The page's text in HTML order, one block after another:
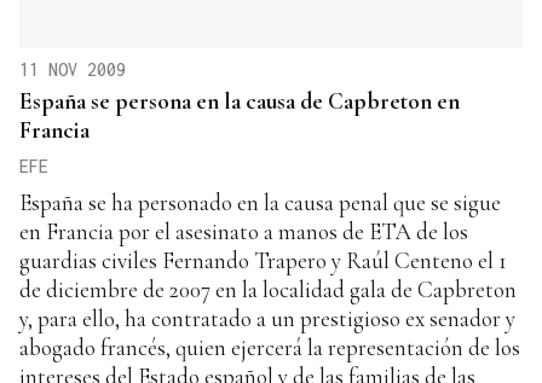
11 NOV 2009
España se persona en la causa de Capbreton en
Francia
EFE
España se ha personado en la causa penal que se sigue
en Francia por el asesinato a manos de ETA de los
guardias civiles Fernando Trapero y Raúl Centeno el 1
de diciembre de 2007 en la localidad gala de Capbreton
y, para ello, ha contratado a un prestigioso ex senador y
abogado francés, quien ejercerá la representación de los
intereses del Estado español y de las familias de las